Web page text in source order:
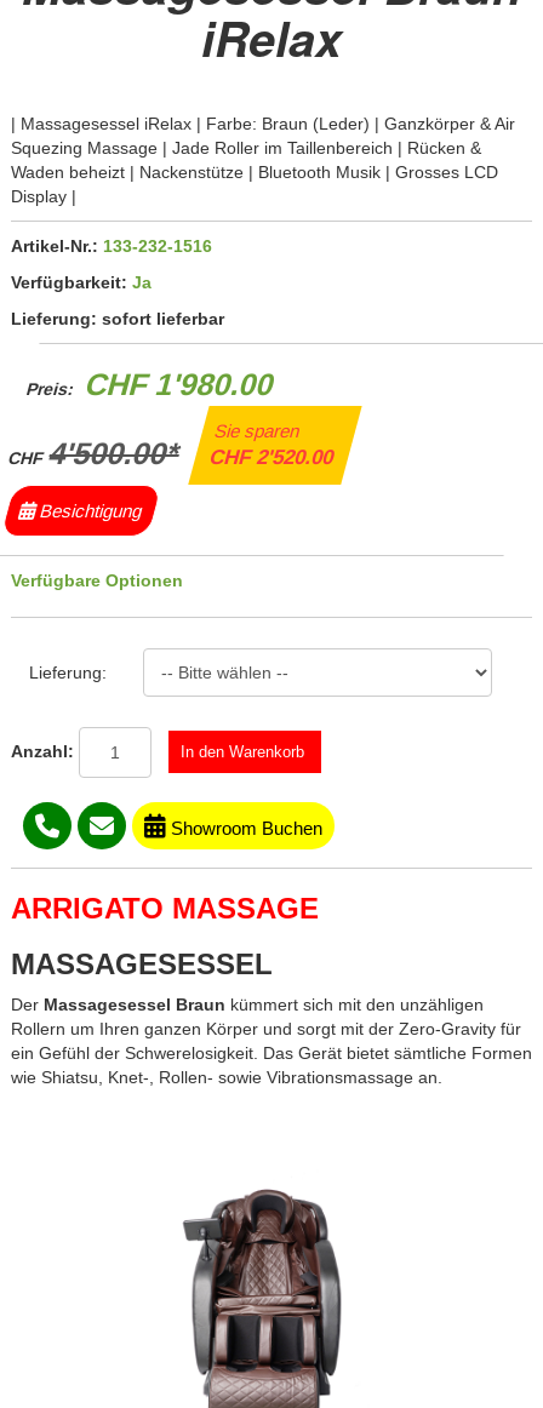
iRelax
| Massagesessel iRelax | Farbe: Braun (Leder) | Ganzkörper & Air
Squezing Massage | Jade Roller im Taillenbereich | Rücken &
Waden beheizt | Nackenstütze | Bluetooth Musik | Grosses LCD
Display |
Artikel-Nr.: 133-232-1516
Verfügbarkeit: Ja
Lieferung: sofort lieferbar
Preis: CHF 1'980.00
CHF4'500.00*
Sie sparen
CHF 2'520.00
Besichtigung
Verfügbare Optionen
Lieferung:
Anzahl:
Showroom Buchen
ARRIGATO MASSAGE
MASSAGESESSEL
Der Massagesessel Braun kümmert sich mit den unzähligen
Rollern um Ihren ganzen Körper und sorgt mit der Zero-Gravity für
ein Gefühl der Schwerelosigkeit. Das Gerät bietet sämtliche Formen
wie Shiatsu, Knet-, Rollen- sowie Vibrationsmassage an.